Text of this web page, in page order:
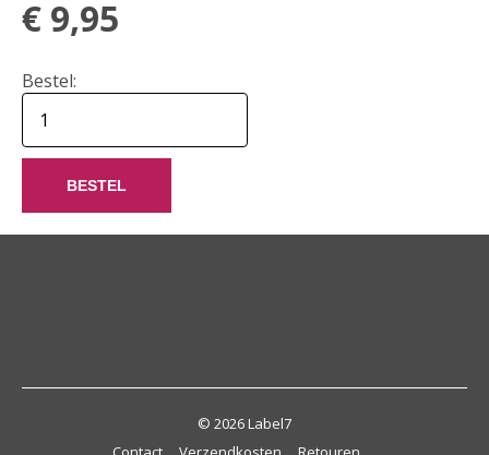
€ 9,95
Bestel:
BESTEL
© 2026 Label7